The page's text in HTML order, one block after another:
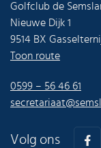
Golfclub de
Nieuwe Dijk 1
9514 BX
Toon route
0599 – 56 46 61
Volg ons